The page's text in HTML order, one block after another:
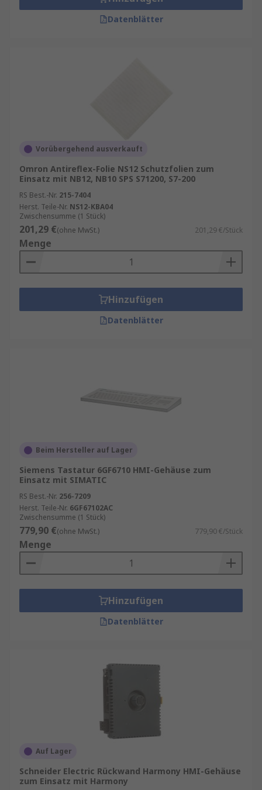
Datenblätter
Vorübergehend ausverkauft
Omron Antireflex-Folie NS12 Schutzfolien zum
Einsatz mit NB12, NB10 SPS S71200, S7-200
RS Best.-Nr. 215-7404
Herst. Teile-Nr. NS12-KBA04
Zwischensumme (1 Stück)
201,29 €(ohne MwSt.) 201,29 €/Stück
Menge
Hinzufügen
Datenblätter
Beim Hersteller auf Lager
Siemens Tastatur 6GF6710 HMI-Gehäuse zum
Einsatz mit SIMATIC
RS Best.-Nr. 256-7209
Herst. Teile-Nr. 6GF67102AC
Zwischensumme (1 Stück)
779,90 €(ohne MwSt.) 779,90 €/Stück
Menge
Hinzufügen
Datenblätter
Auf Lager
Schneider Electric Rückwand Harmony HMI-Gehäuse
zum Einsatz mit Harmony